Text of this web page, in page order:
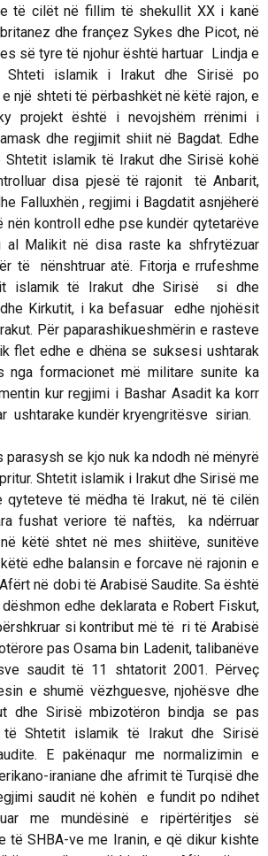
të cilët në fillim të shekullit XX i kanë
dhe françez Sykes dhe Picot, në
së tyre të njohur është hartuar Lindja e
Shteti islamik i Irakut dhe Sirisë po
një shteti të përbashkët në këtë rajon, e
projekt është i nevojshëm rrënimi i
dhe regjimit shiit në Bagdat. Edhe
islamik të Irakut dhe Sirisë kohë
disa pjesë të rajonit të Anbarit,
Falluxhën , regjimi i Bagdatit asnjëherë
nën kontroll edhe pse kundër qytetarëve
al Malikit në disa raste ka shfrytëzuar
të nënshtruar atë. Fitorja e rrufeshme
islamik të Irakut dhe Sirisë si dhe
Kirkutit, i ka befasuar edhe njohësit
Për paparashikueshmërin e rasteve
flet edhe e dhëna se suksesi ushtarak
nga formacionet më militare sunite ka
kur regjimi i Bashar Asadit ka korr
ushtarake kundër kryengritësve sirian.
se kjo nuk ka ndodh në mënyrë
Shtetit islamik i Irakut dhe Sirisë me
të mëdha të Irakut, në të cilën
fushat veriore të naftës, ka ndërruar
këtë shtet në mes shiitëve, sunitëve
edhe balansin e forcave në rajonin e
në dobi të Arabisë Saudite. Sa është
edhe deklarata e Robert Fiskut,
si kontribut më të ri të Arabisë
pas Osama bin Ladenit, talibanëve
saudit të 11 shtatorit 2001. Përveç
e shumë vëzhguesve, njohësve dhe
dhe Sirisë mbizotëron bindja se pas
të Shtetit islamik të Irakut dhe Sirisë
E pakënaqur me normalizimin e
iraniane dhe afrimit të Turqisë dhe
saudit në kohën e fundit po ndihet
me mundësinë e ripërtëritjes së
të SHBA-ve me Iranin, e që dikur kishte